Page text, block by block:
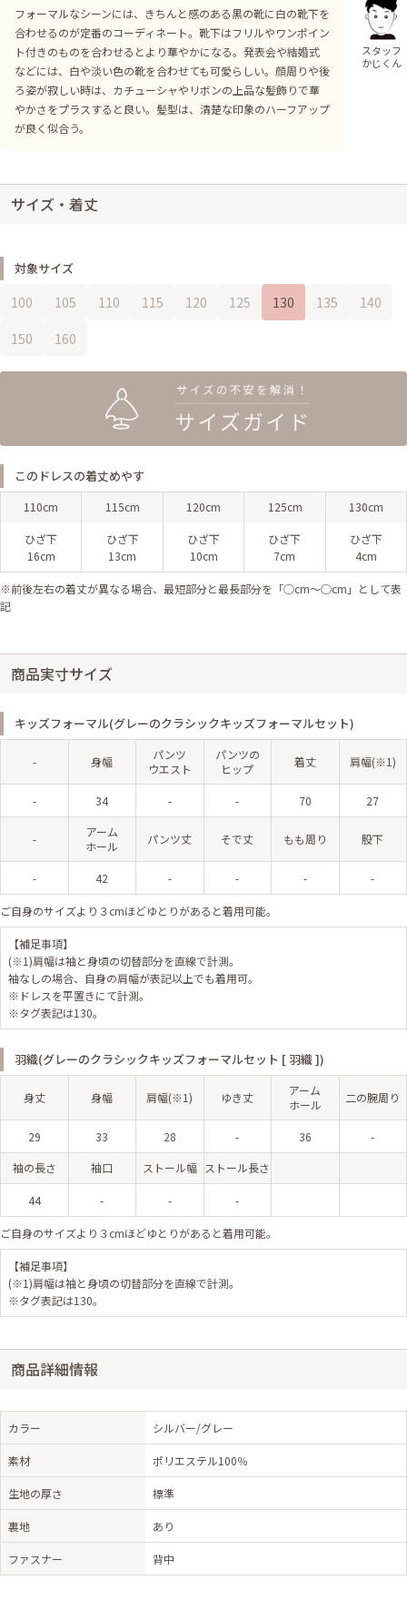
フォーマルなシーンには、きちんと感のある黒の靴に白の靴下を
合わせるのが定番のコーディネート。靴下はフリルやワンポイン
ト付きのものを合わせるとより華やかになる。発表会や結婚式
などには、白や淡い色の靴を合わせても可愛らしい。顔周りや後
ろ姿が寂しい時は、カチューシャやリボンの上品な髪飾りで華
やかさをプラスすると良い。髪型は、清楚な印象のハーフアップ
が良く似合う。
スタッフ
かじくん
サイズ・着丈
対象サイズ
100 105 110 115 120 125 130 135
140
150
160
このドレスの着丈めやす
110cm 115cm 120cm 125cm 130cm
ひざ下
16cm
ひざ下
13cm
ひざ下
10cm
ひざ下
7cm
ひざ下
4cm
※前後左右の着丈が異なる場合、最短部分と最長部分を「◯cm〜◯cm」として表
記
商品実寸サイズ
キッズフォーマル(グレーのクラシックキッズフォーマルセット)
- 身幅
パンツ
ウエスト
パンツの
ヒップ
着丈 肩幅(※1)
- 34 - - 70 27
-
アーム
ホール
パンツ丈 そで丈 もも周り 股下
- 42 - - - -
ご自身のサイズより３cmほどゆとりがあると着用可能。
【補足事項】
(※1)肩幅は袖と身頃の切替部分を直線で計測。
袖なしの場合、自身の肩幅が表記以上でも着用可。
※ドレスを平置きにて計測。
※タグ表記は130。
羽織(グレーのクラシックキッズフォーマルセット [ 羽織 ])
身丈 身幅 肩幅(※1) ゆき丈
アーム
ホール
二の腕周り
29 33 28 - 36 -
袖の長さ 袖口 ストール幅 ストール長さ
44 - - -
ご自身のサイズより３cmほどゆとりがあると着用可能。
【補足事項】
(※1)肩幅は袖と身頃の切替部分を直線で計測。
※タグ表記は130。
商品詳細情報
カラー シルバー/グレー
素材 ポリエステル100％
生地の厚さ 標準
裏地 あり
ファスナー 背中